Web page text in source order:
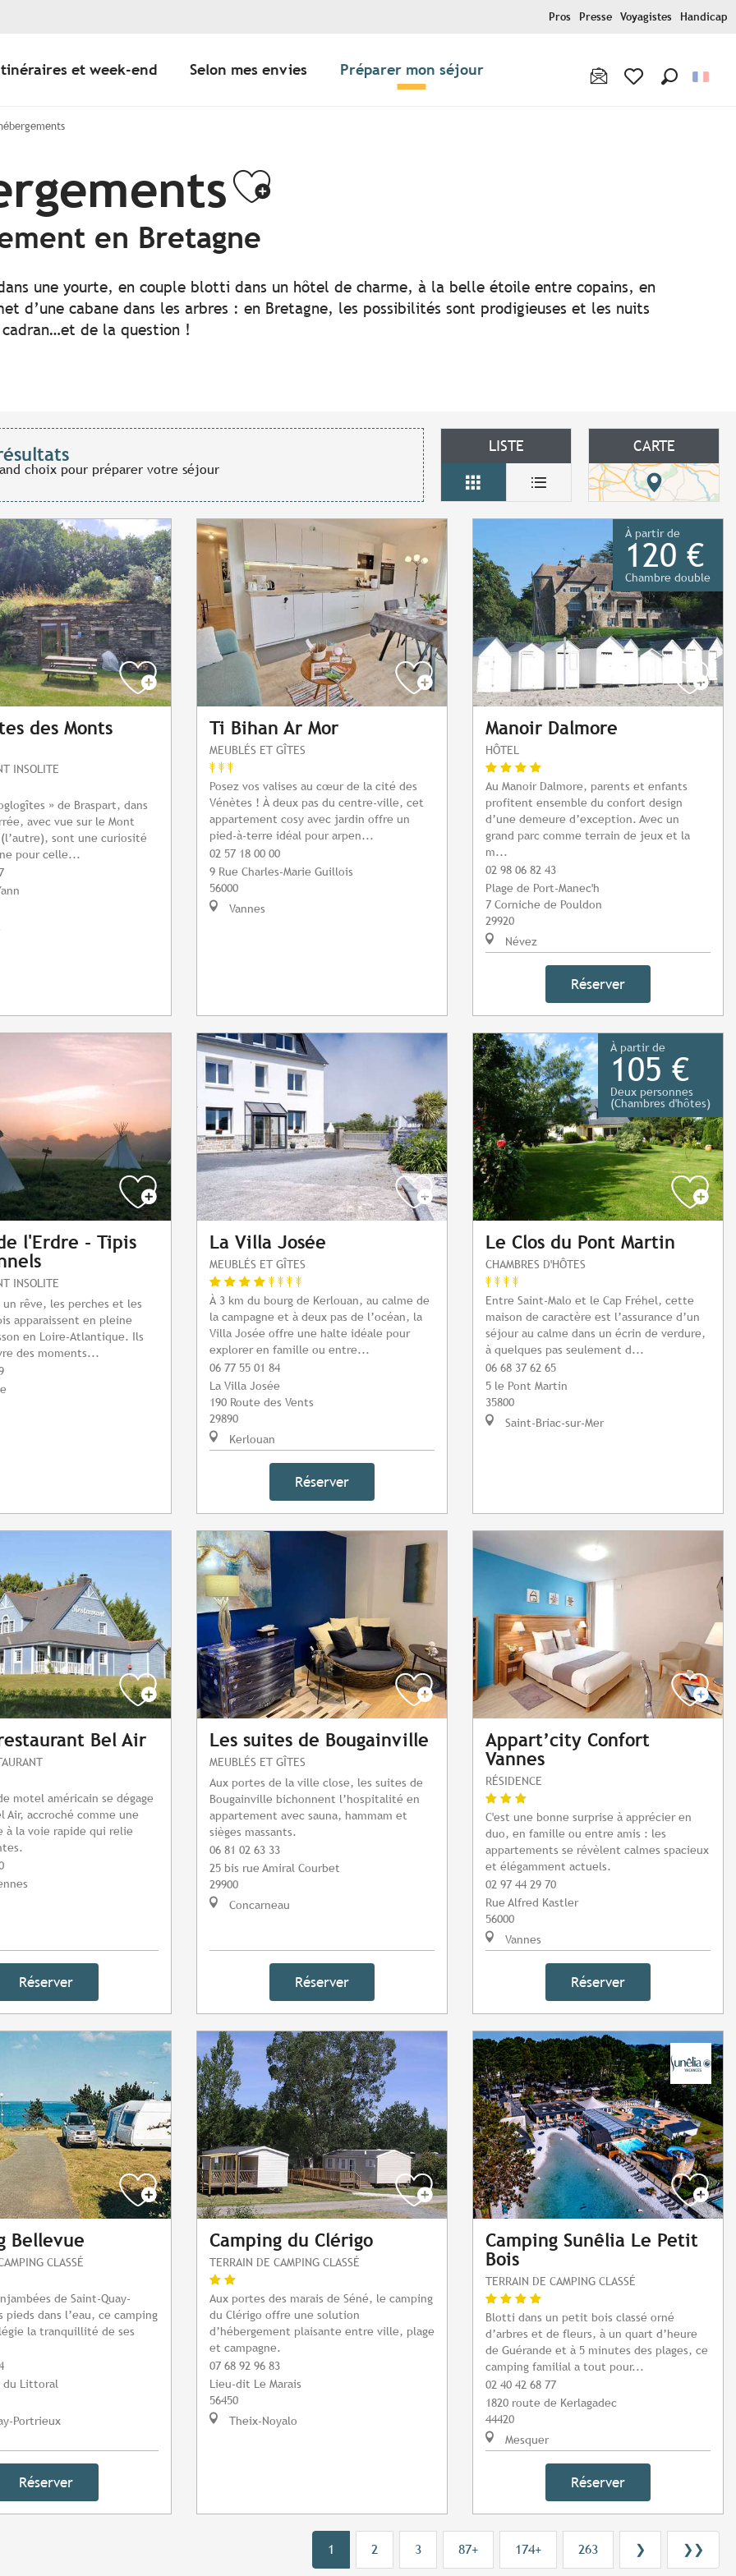
Pros Presse Voyagistes Handicap
et week-end Selon mes envies Préparer mon séjour
Ajouter aux favoris
en Bretagne
une yourte, en couple blotti dans un hôtel de charme, à la belle étoile entre copains, en
d’une cabane dans les arbres : en Bretagne, les possibilités sont prodigieuses et les nuits
de la question !
choix pour préparer votre séjour
LISTE CARTE
des Monts
INSOLITE
» de Braspart, dans
avec vue sur le Mont
sont une curiosité
pour celle...
Ti Bihan Ar Mor
MEUBLÉS ET GÎTES
Posez vos valises au cœur de la cité des
Vénètes ! À deux pas du centre-ville, cet
appartement cosy avec jardin offre un
pied-à-terre idéal pour arpen...
02 57 18 00 00
9 Rue Charles-Marie Guillois
56000
Vannes
À partir de
120 €
Chambre double
Manoir Dalmore
HÔTEL
Au Manoir Dalmore, parents et enfants
profitent ensemble du confort design
d’une demeure d’exception. Avec un
grand parc comme terrain de jeux et la
m...
02 98 06 82 43
Plage de Port-Manec'h
7 Corniche de Pouldon
29920
Névez
Réserver
l'Erdre - Tipis
INSOLITE
un rêve, les perches et les
apparaissent en pleine
en Loire-Atlantique. Ils
des moments...
La Villa Josée
MEUBLÉS ET GÎTES
À 3 km du bourg de Kerlouan, au calme de
la campagne et à deux pas de l’océan, la
Villa Josée offre une halte idéale pour
explorer en famille ou entre...
06 77 55 01 84
La Villa Josée
190 Route des Vents
29890
Kerlouan
Réserver
À partir de
105 €
Deux personnes
(Chambres d'hôtes)
Le Clos du Pont Martin
CHAMBRES D'HÔTES
Entre Saint-Malo et le Cap Fréhel, cette
maison de caractère est l’assurance d’un
séjour au calme dans un écrin de verdure,
à quelques pas seulement d...
06 68 37 62 65
5 le Pont Martin
35800
Saint-Briac-sur-Mer
Bel Air
motel américain se dégage
Air, accroché comme une
à la voie rapide qui relie
Réserver
Les suites de Bougainville
MEUBLÉS ET GÎTES
Aux portes de la ville close, les suites de
Bougainville bichonnent l’hospitalité en
appartement avec sauna, hammam et
sièges massants.
06 81 02 63 33
25 bis rue Amiral Courbet
29900
Concarneau
Réserver
Appart’city Confort
Vannes
RÉSIDENCE
C'est une bonne surprise à apprécier en
duo, en famille ou entre amis : les
appartements se révèlent calmes spacieux
et élégamment actuels.
02 97 44 29 70
Rue Alfred Kastler
56000
Vannes
Réserver
Bellevue
CLASSÉ
de Saint-Quay-
pieds dans l’eau, ce camping
la tranquillité de ses
du Littoral
Portrieux
Réserver
Camping du Clérigo
TERRAIN DE CAMPING CLASSÉ
Aux portes des marais de Séné, le camping
du Clérigo offre une solution
d’hébergement plaisante entre ville, plage
et campagne.
07 68 92 96 83
Lieu-dit Le Marais
56450
Theix-Noyalo
Camping Sunêlia Le Petit
Bois
TERRAIN DE CAMPING CLASSÉ
Blotti dans un petit bois classé orné
d’arbres et de fleurs, à un quart d’heure
de Guérande et à 5 minutes des plages, ce
camping familial a tout pour...
02 40 42 68 77
1820 route de Kerlagadec
44420
Mesquer
Réserver
1 2 3 87+ 174+ 263 ❯ ❯❯